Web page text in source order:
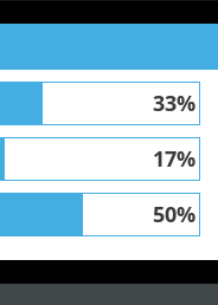
33%
17%
50%